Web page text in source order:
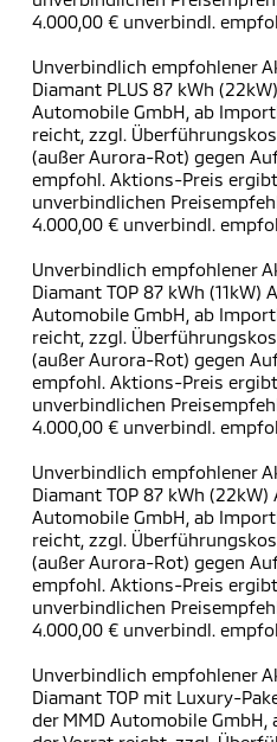
4.000,00 € unverbindl.
Unverbindlich empfohlener
Diamant PLUS 87 kWh
Automobile GmbH, ab
reicht, zzgl.
(außer Aurora-Rot) gegen
empfohl. Aktions-Preis
unverbindlichen
4.000,00 € unverbindl.
Unverbindlich empfohlener
Diamant TOP 87 kWh (11kW)
Automobile GmbH, ab
reicht, zzgl.
(außer Aurora-Rot) gegen
empfohl. Aktions-Preis
unverbindlichen
4.000,00 € unverbindl.
Unverbindlich empfohlener
Diamant TOP 87 kWh
Automobile GmbH, ab
reicht, zzgl.
(außer Aurora-Rot) gegen
empfohl. Aktions-Preis
unverbindlichen
4.000,00 € unverbindl.
Unverbindlich empfohlener
Diamant TOP mit Luxury-
der MMD Automobile